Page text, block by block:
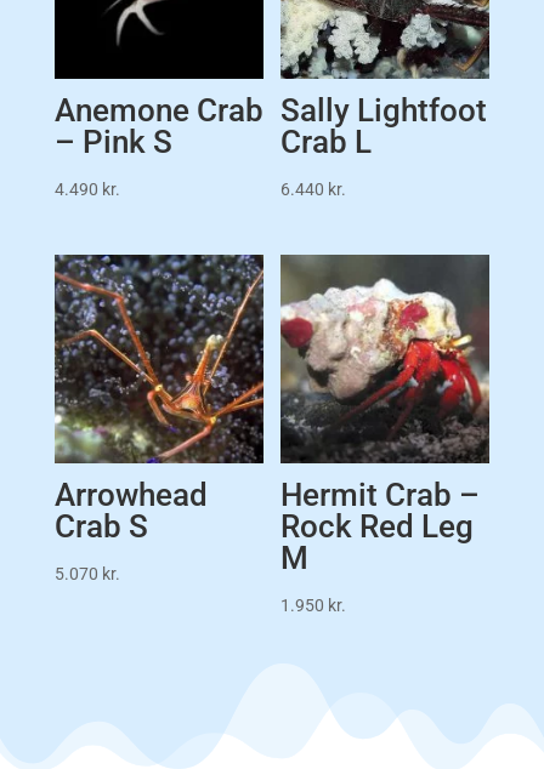
Anemone Crab
– Pink S
4.490 kr.
Sally Lightfoot
Crab L
6.440 kr.
Arrowhead
Crab S
5.070 kr.
Hermit Crab –
Rock Red Leg
M
1.950 kr.